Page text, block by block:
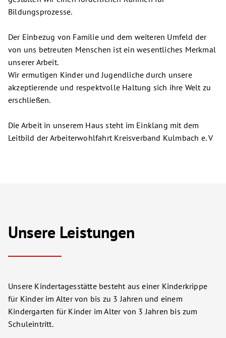
Bildungsprozesse.
Der Einbezug von Familie und dem weiteren Umfeld der
von uns betreuten Menschen ist ein wesentliches Merkmal
unserer Arbeit.
Wir ermutigen Kinder und Jugendliche durch unsere
akzeptierende und respektvolle Haltung sich ihre Welt zu
erschließen.
Die Arbeit in unserem Haus steht im Einklang mit dem
Leitbild der Arbeiterwohlfahrt Kreisverband Kulmbach e. V
Unsere Leistungen
Unsere Kindertagesstätte besteht aus einer Kinderkrippe
für Kinder im Alter von bis zu 3 Jahren und einem
Kindergarten für Kinder im Alter von 3 Jahren bis zum
Schuleintritt.